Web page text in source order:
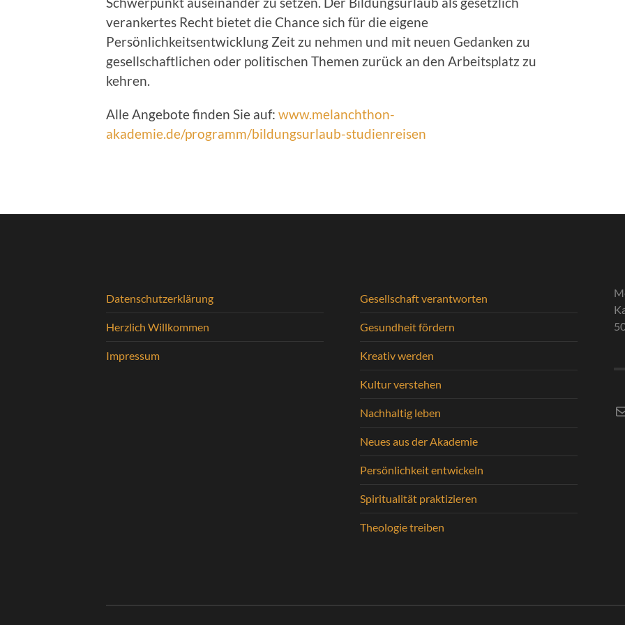
verankertes Recht bietet die Chance sich für die eigene
Persönlichkeitsentwicklung Zeit zu nehmen und mit neuen Gedanken zu
gesellschaftlichen oder politischen Themen zurück an den Arbeitsplatz zu
kehren.
Alle Angebote finden Sie auf: www.melanchthon-
akademie.de/programm/bildungsurlaub-studienreisen
Datenschutzerklärung
Herzlich Willkommen
Impressum
Gesellschaft verantworten
Gesundheit fördern
Kreativ werden
Kultur verstehen
Nachhaltig leben
Neues aus der Akademie
Persönlichkeit entwickeln
Spiritualität praktizieren
Theologie treiben